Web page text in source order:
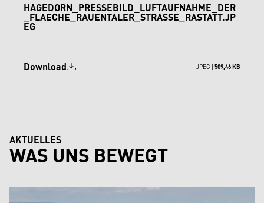
HAGEDORN_PRESSEBILD_LUFTAUFNAHME_DER
_FLAECHE_RAUENTALER_STRASSE_RASTATT.JP
EG
Download JPEG | 509,46 KB
AKTUELLES
WAS UNS BEWEGT